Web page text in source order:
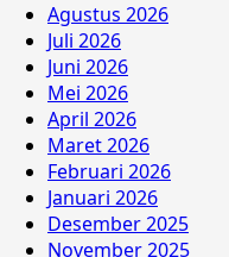
Agustus 2026
Juli 2026
Juni 2026
Mei 2026
April 2026
Maret 2026
Februari 2026
Januari 2026
Desember 2025
November 2025